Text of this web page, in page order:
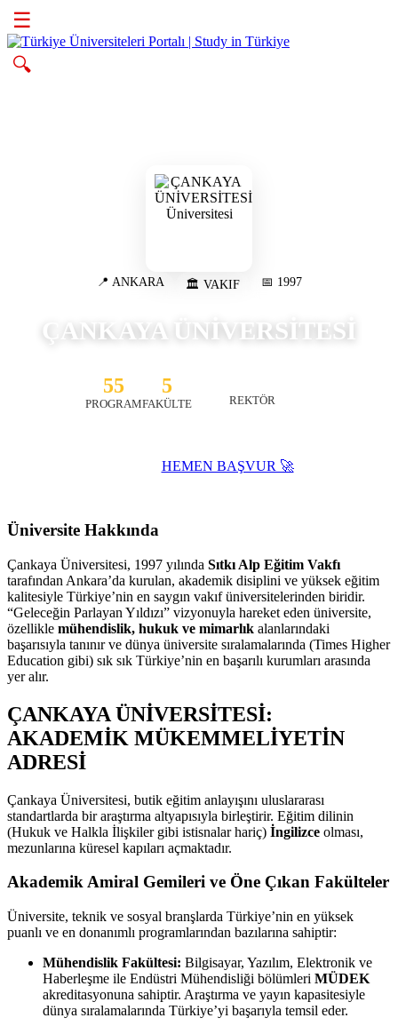
☰
🔍
📍 ANKARA 🏛️ VAKIF 📅 1997
ÇANKAYA ÜNİVERSİTESİ
55
PROGRAM
5
FAKÜLTE REKTÖR
HEMEN BAŞVUR 🚀
Üniversite Hakkında
Çankaya Üniversitesi, 1997 yılında Sıtkı Alp Eğitim Vakfı
tarafından Ankara’da kurulan, akademik disiplini ve yüksek eğitim
kalitesiyle Türkiye’nin en saygın vakıf üniversitelerinden biridir.
“Geleceğin Parlayan Yıldızı” vizyonuyla hareket eden üniversite,
özellikle mühendislik, hukuk ve mimarlık alanlarındaki
başarısıyla tanınır ve dünya üniversite sıralamalarında (Times Higher
Education gibi) sık sık Türkiye’nin en başarılı kurumları arasında
yer alır.
ÇANKAYA ÜNİVERSİTESİ:
AKADEMİK MÜKEMMELİYETİN
ADRESİ
Çankaya Üniversitesi, butik eğitim anlayışını uluslararası
standartlarda bir araştırma altyapısıyla birleştirir. Eğitim dilinin
(Hukuk ve Halkla İlişkiler gibi istisnalar hariç) İngilizce olması,
mezunlarına küresel kapıları açmaktadır.
Akademik Amiral Gemileri ve Öne Çıkan Fakülteler
Üniversite, teknik ve sosyal branşlarda Türkiye’nin en yüksek
puanlı ve en donanımlı programlarından bazılarına sahiptir:
Mühendislik Fakültesi: Bilgisayar, Yazılım, Elektronik ve
Haberleşme ile Endüstri Mühendisliği bölümleri MÜDEK
akreditasyonuna sahiptir. Araştırma ve yayın kapasitesiyle
dünya sıralamalarında Türkiye’yi başarıyla temsil eder.